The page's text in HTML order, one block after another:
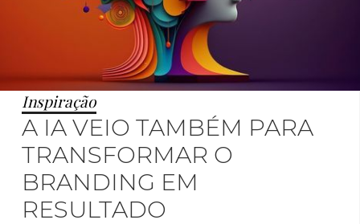
Inspiração
A IA VEIO TAMBÉM PARA
TRANSFORMAR O
BRANDING EM
RESULTADO